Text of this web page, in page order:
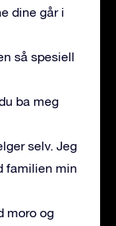
dine går i
så spesiell
ba meg
selv. Jeg
familien min
moro og